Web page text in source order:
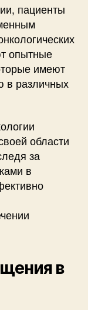
пациенты
опытные
имеют
в различных
области
за
в
в